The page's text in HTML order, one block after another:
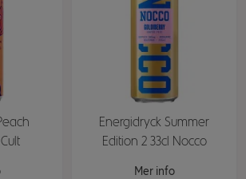
Energidryck Summer
Edition 2 33cl Nocco
Mer info